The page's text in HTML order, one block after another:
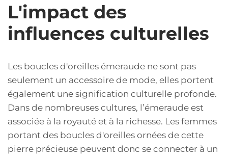
L'impact des
influences culturelles
Les boucles d'oreilles émeraude ne sont pas
seulement un accessoire de mode, elles portent
également une signification culturelle profonde.
Dans de nombreuses cultures, l’émeraude est
associée à la royauté et à la richesse. Les femmes
portant des boucles d'oreilles ornées de cette
pierre précieuse peuvent donc se connecter à un